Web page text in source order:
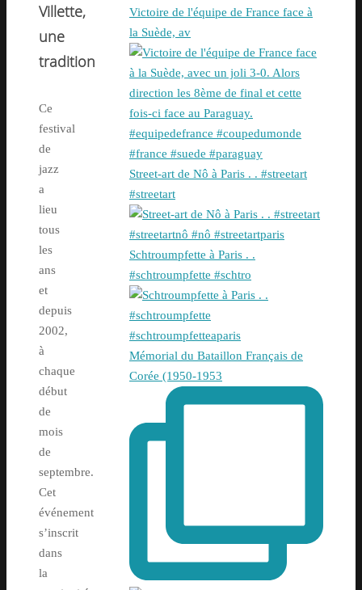
Villette,
une
tradition
Ce
festival
de
jazz
a
lieu
tous
les
ans
et
depuis
2002,
à
chaque
début
de
mois
de
septembre.
Cet
événement
s’inscrit
dans
la
Victoire de l'équipe de France face à
la Suède, av
Street-art de Nô à Paris . . #streetart
#streetart
Schtroumpfette à Paris . .
#schtroumpfette #schtro
Mémorial du Bataillon Français de
Corée (1950-1953